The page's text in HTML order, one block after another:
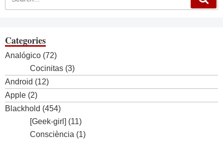
Categories
Analógico (72)
Cocinitas (3)
Android (12)
Apple (2)
Blackhold (454)
[Geek-girl] (11)
Consciència (1)